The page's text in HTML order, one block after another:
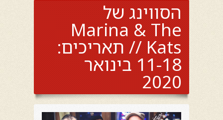
הסווינג של
Marina & The
Kats // תאריכים:
11-18 בינואר
2020